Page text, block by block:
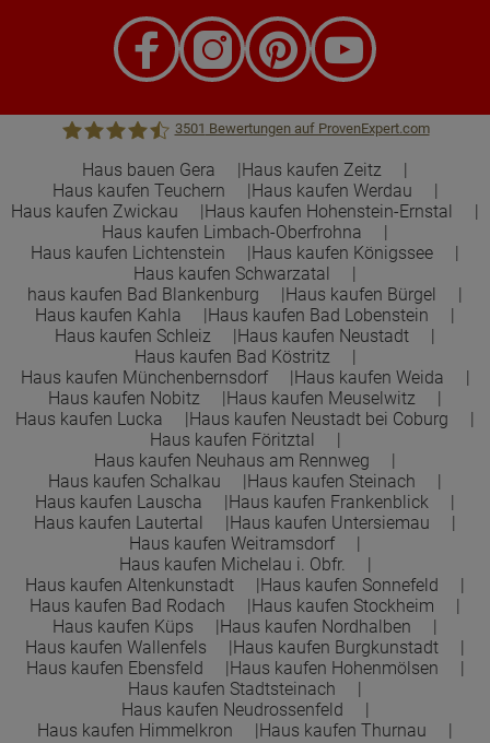
Town &Country Haus Lizenzgeber GmbH
3501 Bewertungen auf ProvenExpert.com
Haus bauen Gera
Haus kaufen Zeitz
Haus kaufen Teuchern
Haus kaufen Werdau
Haus kaufen Zwickau
Haus kaufen Hohenstein-Ernstal
Haus kaufen Limbach-Oberfrohna
Haus kaufen Lichtenstein
Haus kaufen Königssee
Haus kaufen Schwarzatal
haus kaufen Bad Blankenburg
Haus kaufen Bürgel
Haus kaufen Kahla
Haus kaufen Bad Lobenstein
Haus kaufen Schleiz
Haus kaufen Neustadt
Haus kaufen Bad Köstritz
Haus kaufen Münchenbernsdorf
Haus kaufen Weida
Haus kaufen Nobitz
Haus kaufen Meuselwitz
Haus kaufen Lucka
Haus kaufen Neustadt bei Coburg
Haus kaufen Föritztal
Haus kaufen Neuhaus am Rennweg
Haus kaufen Schalkau
Haus kaufen Steinach
Haus kaufen Lauscha
Haus kaufen Frankenblick
Haus kaufen Lautertal
Haus kaufen Untersiemau
Haus kaufen Weitramsdorf
Haus kaufen Michelau i. Obfr.
Haus kaufen Altenkunstadt
Haus kaufen Sonnefeld
Haus kaufen Bad Rodach
Haus kaufen Stockheim
Haus kaufen Küps
Haus kaufen Nordhalben
Haus kaufen Wallenfels
Haus kaufen Burgkunstadt
Haus kaufen Ebensfeld
Haus kaufen Hohenmölsen
Haus kaufen Stadtsteinach
Haus kaufen Neudrossenfeld
Haus kaufen Himmelkron
Haus kaufen Thurnau